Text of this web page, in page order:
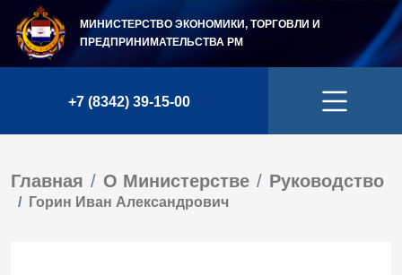
МИНИСТЕРСТВО ЭКОНОМИКИ, ТОРГОВЛИ И
ПРЕДПРИНИМАТЕЛЬСТВА РМ
+7 (8342) 39-15-00
Главная О Министерстве Руководство
Горин Иван Александрович